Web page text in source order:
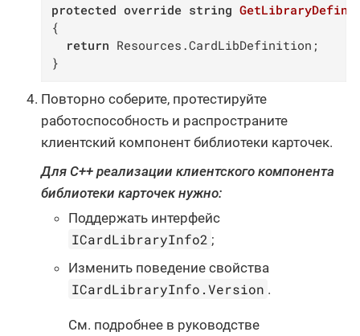
protected override string
{
return Resources.CardLibDefinition;
}
Повторно соберите, протестируйте
работоспособность и распространите
клиентский компонент библиотеки карточек.
Для С++ реализации клиентского компонента
библиотеки карточек нужно:
Поддержать интерфейс
ICardLibraryInfo2 ;
Изменить поведение свойства
ICardLibraryInfo.Version .
См. подробнее в руководстве